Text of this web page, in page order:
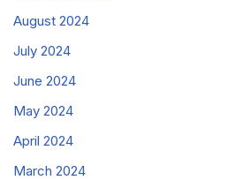
August 2024
July 2024
June 2024
May 2024
April 2024
March 2024